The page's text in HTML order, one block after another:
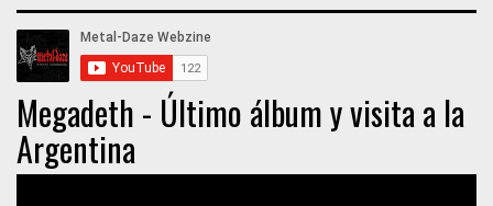
Megadeth - Último álbum y visita a la
Argentina